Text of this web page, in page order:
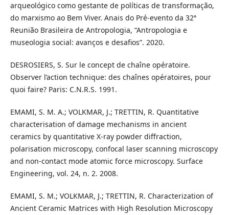
arqueológico como gestante de políticas de transformação,
do marxismo ao Bem Viver. Anais do Pré-evento da 32ª
Reunião Brasileira de Antropologia, “Antropologia e
museologia social: avanços e desafios”. 2020.
DESROSIERS, S. Sur le concept de chaîne opératoire.
Observer l’action technique: des chaînes opératoires, pour
quoi faire? Paris: C.N.R.S. 1991.
EMAMI, S. M. A.; VOLKMAR, J.; TRETTIN, R. Quantitative
characterisation of damage mechanisms in ancient
ceramics by quantitative X-ray powder diffraction,
polarisation microscopy, confocal laser scanning microscopy
and non-contact mode atomic force microscopy. Surface
Engineering, vol. 24, n. 2. 2008.
EMAMI, S. M.; VOLKMAR, J.; TRETTIN, R. Characterization of
Ancient Ceramic Matrices with High Resolution Microscopy